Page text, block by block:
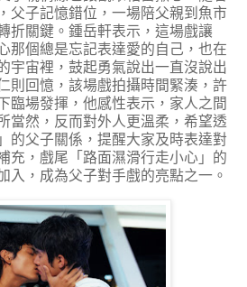
父子記憶錯位，一場陪父親到魚市
折關鍵。鍾岳軒表示，這場戲讓
那個總是忘記表達愛的自己，也在
宇宙裡，鼓起勇氣說出一直沒說出
則回憶，該場戲拍攝時間緊湊，許
臨場發揮，他感性表示，家人之間
當然，反而對外人更溫柔，希望透
的父子關係，提醒大家及時表達對
充，戲尾「路面濕滑行走小心」的
入，成為父子對手戲的亮點之一。